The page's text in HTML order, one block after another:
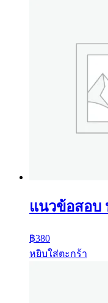
แนวข้อสอบ
฿380
หยิบใส่ตะกร้า